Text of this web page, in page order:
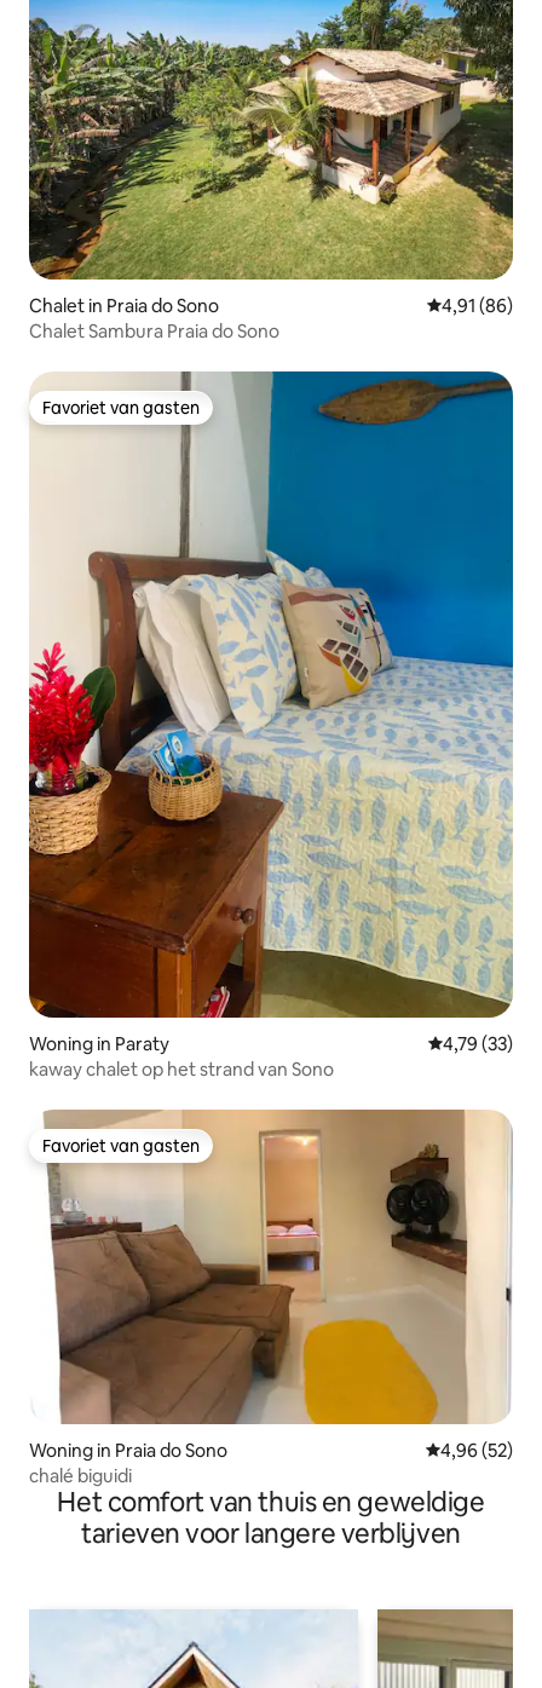
Chalet in Praia do Sono Gemiddelde
4,91 (86)
Chalet Sambura Praia do Sono
Favoriet van gasten
Favoriet van gasten
Woning in Paraty Gemiddelde
4,79 (33)
kaway chalet op het strand van Sono
Favoriet van gasten
Favoriet van gasten
Woning in Praia do Sono Gemiddelde
4,96 (52)
chalé biguidi
Het comfort van thuis en geweldige
tarieven voor langere verblijven